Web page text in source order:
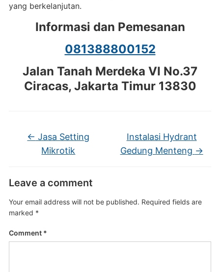
yang berkelanjutan.
Informasi dan Pemesanan
081388800152
Jalan Tanah Merdeka VI No.37
Ciracas, Jakarta Timur 13830
← Jasa Setting
Mikrotik
Instalasi Hydrant
Gedung Menteng →
Leave a comment
Your email address will not be published. Required fields are
marked *
Comment *